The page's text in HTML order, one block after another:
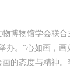
博物馆学会联
办。“心如画，
的态度与精神